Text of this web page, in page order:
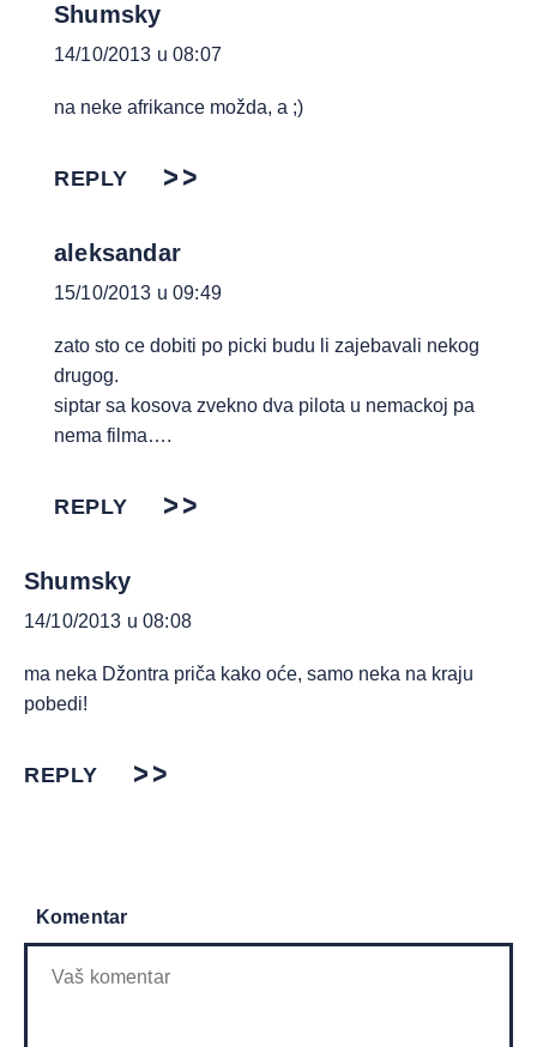
Shumsky
14/10/2013 u 08:07
na neke afrikance možda, a ;)
REPLY
aleksandar
15/10/2013 u 09:49
zato sto ce dobiti po picki budu li zajebavali nekog
drugog.
siptar sa kosova zvekno dva pilota u nemackoj pa
nema filma….
REPLY
Shumsky
14/10/2013 u 08:08
ma neka Džontra priča kako oće, samo neka na kraju
pobedi!
REPLY
Komentar